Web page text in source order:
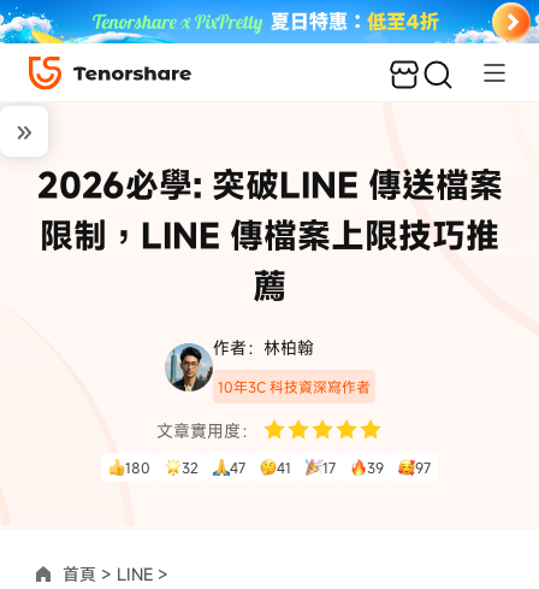
2026必學: 突破LINE 傳送檔案
限制，LINE 傳檔案上限技巧推
薦
作者：林柏翰
10年3C 科技資深寫作者
文章實用度：
180 32 47 41 17 39 97
首頁 > LINE >